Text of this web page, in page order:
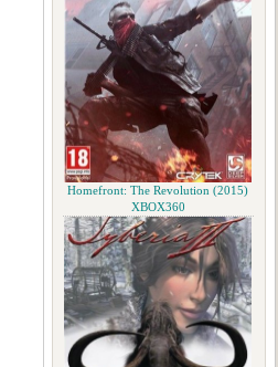
Homefront: The Revolution (2015)
XBOX360